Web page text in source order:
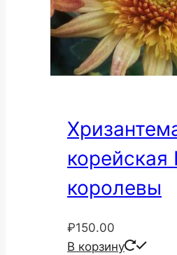
корейская
королевы
₽150.00
В корзину